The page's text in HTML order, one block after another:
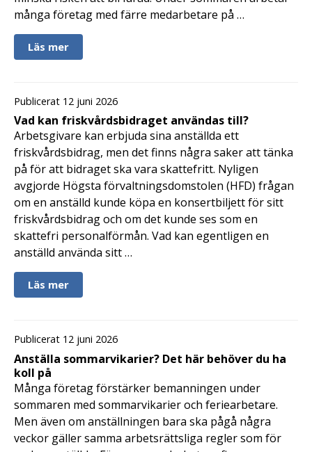
många företag med färre medarbetare på …
Läs mer
Publicerat 12 juni 2026
Vad kan friskvårdsbidraget användas till?
Arbetsgivare kan erbjuda sina anställda ett
friskvårdsbidrag, men det finns några saker att tänka
på för att bidraget ska vara skattefritt. Nyligen
avgjorde Högsta förvaltningsdomstolen (HFD) frågan
om en anställd kunde köpa en konsertbiljett för sitt
friskvårdsbidrag och om det kunde ses som en
skattefri personalförmån. Vad kan egentligen en
anställd använda sitt …
Läs mer
Publicerat 12 juni 2026
Anställa sommarvikarier? Det här behöver du ha
koll på
Många företag förstärker bemanningen under
sommaren med sommarvikarier och feriearbetare.
Men även om anställningen bara ska pågå några
veckor gäller samma arbetsrättsliga regler som för